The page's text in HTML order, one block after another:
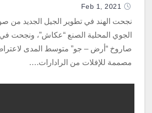
Feb 1, 2021
نجحت الهند في تطوير الجيل الجديد من
الجوي المحلية الصنع “عكاش”، ونجحت في
صاروخ “أرض – جو” متوسط المدى
مصممة للإفلات من الرادارات.…